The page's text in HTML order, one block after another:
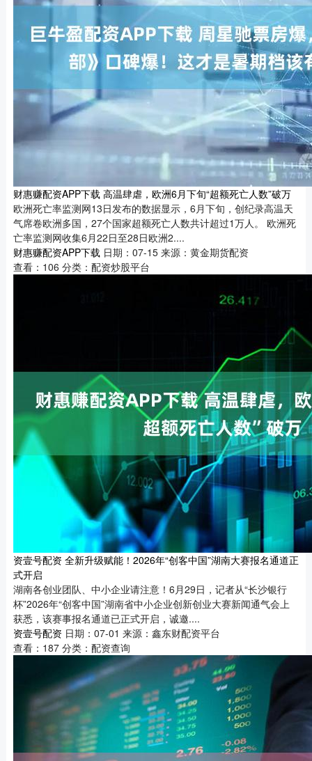
财惠赚配资APP下载 高温肆虐，欧洲6月下旬“超额死亡人数”破万
欧洲死亡率监测网13日发布的数据显示，6月下旬，创纪录高温天
气席卷欧洲多国，27个国家超额死亡人数共计超过1万人。 欧洲死
亡率监测网收集6月22日至28日欧洲2....
财惠赚配资APP下载 日期：07-15 来源：黄金期货配资
查看： 106 分类： 配资炒股平台
资壹号配资 全新升级赋能！2026年“创客中国”湖南大赛报名通道正
式开启
湖南各创业团队、中小企业请注意！6月29日，记者从“长沙银行
杯”2026年“创客中国”湖南省中小企业创新创业大赛新闻通气会上
获悉，该赛事报名通道已正式开启，诚邀....
资壹号配资 日期：07-01 来源：鑫东财配资平台
查看： 187分类： 配资查询